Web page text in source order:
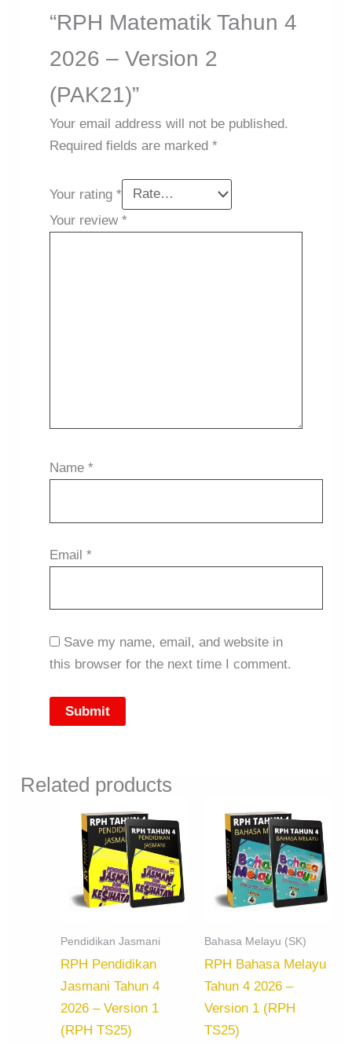
“RPH Matematik Tahun 4
2026 – Version 2
(PAK21)”
Your email address will not be published.
Required fields are marked *
Your rating *
Your review *
Name *
Email *
Save my name, email, and website in
this browser for the next time I comment.
Related products
Pendidikan Jasmani
RPH Pendidikan
Jasmani Tahun 4
2026 – Version 1
(RPH TS25)
Bahasa Melayu (SK)
RPH Bahasa Melayu
Tahun 4 2026 –
Version 1 (RPH
TS25)